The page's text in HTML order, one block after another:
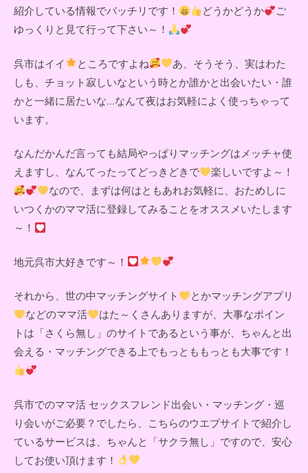
紹介している情報でバッチリです！
どうかどうか
ご
ゆっくりと見て行って下さい～！
呉市はイイ ところですよね
あ、そうそう、実はわた
しも、チョット寂しいなという時とか誰かと出会いたい・誰
かと一緒に居たいな...なんて夜はお気軽によく使っちゃって
います。
なんだかんだ言っても結局やっぱりマッチングはメッチャ使
えますし、なんてったってどっきどきで
楽しいですよ～！
なので、まずは何はともあれお気軽に、おためしに
いつくかのママ活に登録してみることをオススメいたします
～！
地元呉市大好きです～！
それから、世の中マッチングサイト
とかマッチングアプリ
などのママ活
はた～くさんありますが、大事なポイン
トは「さくら無し」のサイトであるという事が、ちゃんと出
会える・マッチングできる上でもっとももっとも大事です！
呉市でのママ活 セックスフレンド出会い・マッチング・巡
り会いがご必要？でしたら、こちらのウエブサイトで紹介し
ているサービスは、ちゃんと「サクラ無し」ですので、安心
してお使い頂けます！